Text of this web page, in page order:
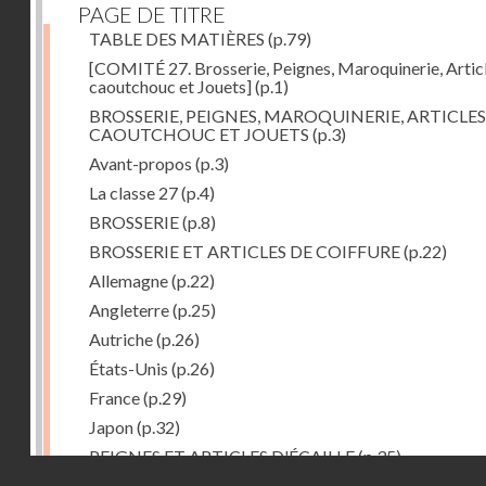
PAGE DE TITRE
TABLE DES MATIÈRES (p.79)
[COMITÉ 27. Brosserie, Peignes, Maroquinerie,
caoutchouc et Jouets](p.1)
BROSSERIE, PEIGNES, MAROQUINERIE,
CAOUTCHOUC ET JOUETS (p.3)
Avant-propos (p.3)
La classe 27(p.4)
BROSSERIE(p.8)
BROSSERIE ET ARTICLES DE COIFFURE(p.22)
Allemagne(p.22)
Angleterre(p.25)
Autriche(p.26)
États-Unis (p.26)
France(p.29)
Japon(p.32)
PEIGNES ET ARTICLES D'ÉCAILLE(p.35)